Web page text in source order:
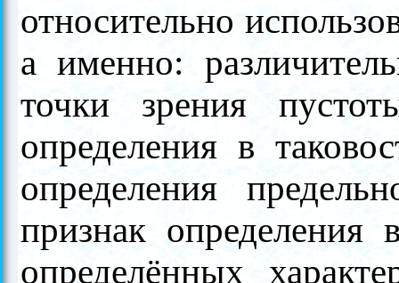
относительно
а именно:
точки зрения
определения в
определения
признак определения
определённых